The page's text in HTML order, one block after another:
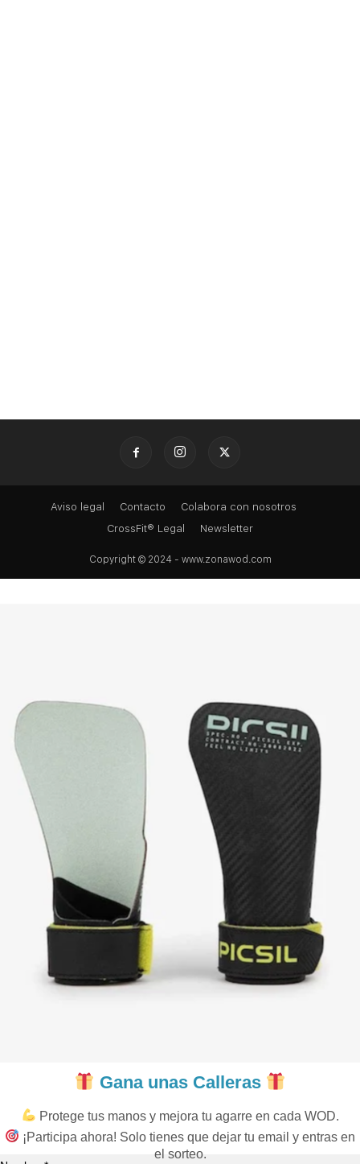
Aviso legal Contacto
Colabora con nosotros
CrossFit® Legal
Newsletter
Copyright © 2024 - www.zonawod.com
Gana unas Calleras
Protege tus manos y mejora tu agarre en cada WOD.
¡Participa ahora! Solo tienes que dejar tu email y entras en
el sorteo.